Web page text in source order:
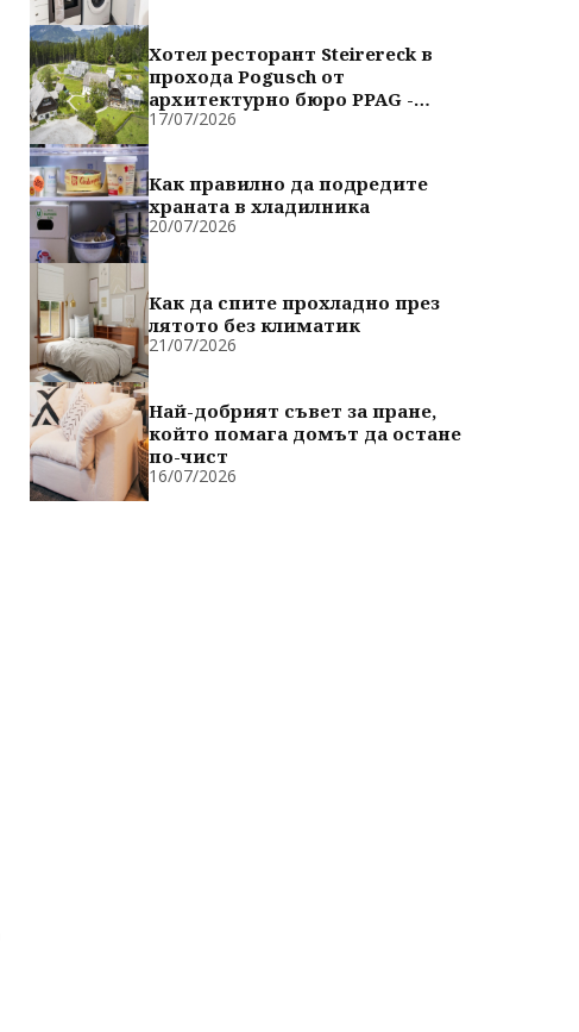
Хотел ресторант Steirereck в
прохода Pogusch от
архитектурно бюро PPAG -
духовно сродни
17/07/2026
Как правилно да подредите
храната в хладилника
20/07/2026
Как да спите прохладно през
лятото без климатик
21/07/2026
Най-добрият съвет за пране,
който помага домът да остане
по-чист
16/07/2026